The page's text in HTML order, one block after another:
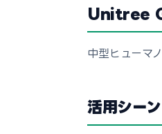
Unitree
中型ヒューマ
活用シーン